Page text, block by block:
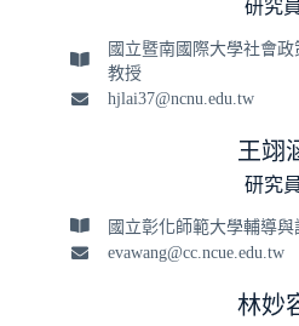
研究員
國立暨南國際大學社會
教授
hjlai37@ncnu.edu.tw
王翊
研究員
國立彰化師範大學輔導
evawang@cc.ncue.edu.tw
林妙